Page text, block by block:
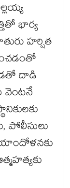
భార్య
హర్షిత
దాడి
వెంటనే
పోలీసులు